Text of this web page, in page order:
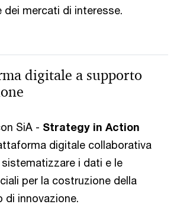
dei mercati di interesse.
digitale a supporto
SiA - Strategy in Action
digitale collaborativa
i dati e le
per la costruzione della
di innovazione.